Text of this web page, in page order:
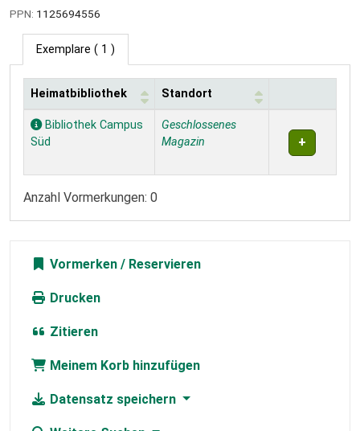
PPN: 1125694556
Exemplare ( 1 )
Exemplare
Heimatbibliothek Standort
Bibliothek Campus
Süd
Geschlossenes
Magazin
Anzahl Vormerkungen: 0
Vormerken
Drucken
Zitieren
Meinem Korb hinzufügen
Datensatz speichern